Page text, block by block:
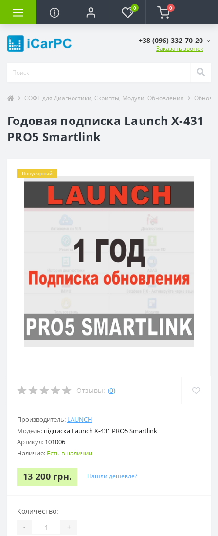
0 0
+38 (096) 332-70-20
Заказать звонок
СОФТ для Диагностики, Скрипты, Модули, Обновления
Годовая подписка Launch X-431
PRO5 Smartlink
Популярный
Отзывы: (0)
Производитель: LAUNCH
Модель: підписка Launch X-431 PRO5 Smartlink
Артикул: 101006
Наличие: Есть в наличии
13 200 грн. Нашли дешевле?
Количество:
- +